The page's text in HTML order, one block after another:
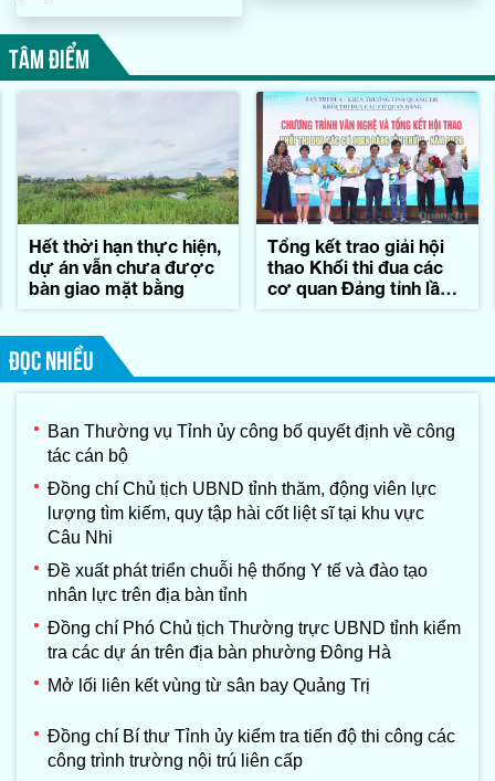
TÂM ĐIỂM
Hết thời hạn thực hiện,
dự án vẫn chưa được
bàn giao mặt bằng
Tổng kết trao giải hội
thao Khối thi đua các
cơ quan Đảng tỉnh lần
ĐỌC NHIỀU
Ban Thường vụ Tỉnh ủy công bố quyết định về công
tác cán bộ
Đồng chí Chủ tịch UBND tỉnh thăm, động viên lực
lượng tìm kiếm, quy tập hài cốt liệt sĩ tại khu vực
Câu Nhi
Đề xuất phát triển chuỗi hệ thống Y tế và đào tạo
nhân lực trên địa bàn tỉnh
Đồng chí Phó Chủ tịch Thường trực UBND tỉnh kiểm
tra các dự án trên địa bàn phường Đông Hà
Mở lối liên kết vùng từ sân bay Quảng Trị
Đồng chí Bí thư Tỉnh ủy kiểm tra tiến độ thi công các
công trình trường nội trú liên cấp